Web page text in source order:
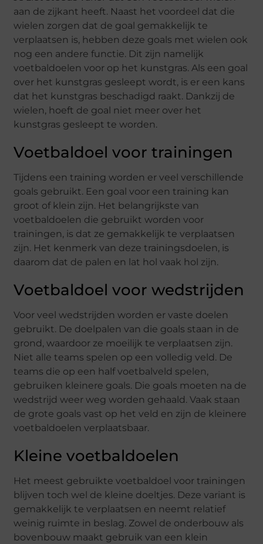
aan de zijkant heeft. Naast het voordeel dat die
wielen zorgen dat de goal gemakkelijk te
verplaatsen is, hebben deze goals met wielen ook
nog een andere functie. Dit zijn namelijk
voetbaldoelen voor op het kunstgras. Als een goal
over het kunstgras gesleept wordt, is er een kans
dat het kunstgras beschadigd raakt. Dankzij de
wielen, hoeft de goal niet meer over het
kunstgras gesleept te worden.
Voetbaldoel voor trainingen
Tijdens een training worden er veel verschillende
goals gebruikt. Een goal voor een training kan
groot of klein zijn. Het belangrijkste van
voetbaldoelen die gebruikt worden voor
trainingen, is dat ze gemakkelijk te verplaatsen
zijn. Het kenmerk van deze trainingsdoelen, is
daarom dat de palen en lat hol vaak hol zijn.
Voetbaldoel voor wedstrijden
Voor veel wedstrijden worden er vaste doelen
gebruikt. De doelpalen van die goals staan in de
grond, waardoor ze moeilijk te verplaatsen zijn.
Niet alle teams spelen op een volledig veld. De
teams die op een half voetbalveld spelen,
gebruiken kleinere goals. Die goals moeten na de
wedstrijd weer weg worden gehaald. Vaak staan
de grote goals vast op het veld en zijn de kleinere
voetbaldoelen verplaatsbaar.
Kleine voetbaldoelen
Het meest gebruikte voetbaldoel voor trainingen
blijven toch wel de kleine doeltjes. Deze variant is
gemakkelijk te verplaatsen en neemt relatief
weinig ruimte in beslag. Zowel de onderbouw als
bovenbouw maakt gebruik van een klein